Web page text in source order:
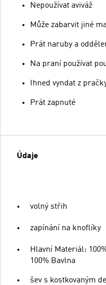
Nepoužívat aviváž
Může zabarvit jiné
Prát naruby a
Na praní používat
Ihned vyndat z
Prát zapnuté
Údaje
volný střih
zapínání na knoflíky
Hlavní Materiál:
100% Bavlna
šev s kostkovaným